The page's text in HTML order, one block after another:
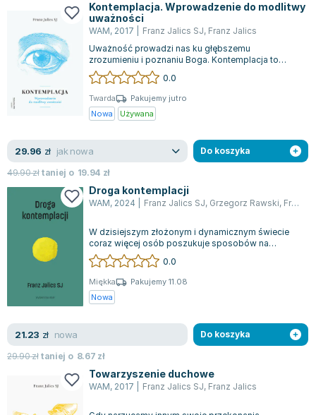
Marcin Kowalczyk
Piotr Zychowicz
Joanna Jabłczyńska
Piotr Kościelny
Jan Piński
Zygmunt Freud
Michel Moran
Maciej Orłoś
Jo Nesbo
Katarzyna Miller
Antoine de Saint Exupery
Lew Tołstoj
Mark Twain
Paulina Młynarska
Jarosław Sokołowski
Piotr Latocha
Piotr Semka
Jarosław Iwaszkiewicz
Kontemplacja. Wprowadzenie do modlitwy
uważności
WAM, 2017 Franz Jalics SJ, Franz Jalics
Uważność prowadzi nas ku głębszemu
zrozumieniu i poznaniu Boga. Kontemplacja to
proces patrzenia, a ostatecznym celem ludzkiego
ży...
0.0
Twarda
Pakujemy jutro
Nowa
Używana
29.96 zł jak nowa
49.90złtaniej o 19.94 zł
Do koszyka
Droga kontemplacji
WAM, 2024 Franz Jalics SJ, Grzegorz Rawski, Franz Jalics
W dzisiejszym złożonym i dynamicznym świecie
coraz więcej osób poszukuje sposobów na
osiągnięcie wewnętrznego spokoju poprzez pros...
0.0
Miękka
Pakujemy 11.08
Nowa
21.23 zł nowa
29.90złtaniej o 8.67 zł
Do koszyka
Towarzyszenie duchowe
WAM, 2017 Franz Jalics SJ, Franz Jalics